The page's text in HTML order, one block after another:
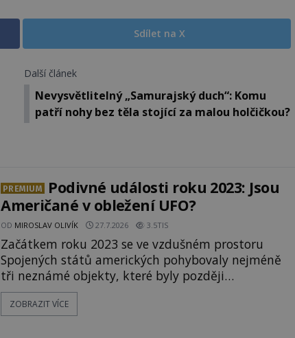
Sdílet na X
Další článek
Nevysvětlitelný „Samurajský duch“: Komu
patří nohy bez těla stojící za malou holčičkou?
PREMIUM
Podivné události roku 2023: Jsou
Američané v obležení UFO?
OD MIROSLAV OLIVÍK 27.7.2026 3.5TIS
Začátkem roku 2023 se ve vzdušném prostoru
Spojených států amerických pohybovaly nejméně
tři neznámé objekty, které byly později
sestřeleny. Do dnešních dnů nebyly trosky těchto
létajících těles objeveny. Je možné, že šlo o nějaké
ZOBRAZIT VÍCE